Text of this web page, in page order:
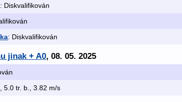
: Diskvalifikován
: Diskvalifikován
jinak + A0, 08. 05. 2025
5.0 tr. b., 3.82 m/s